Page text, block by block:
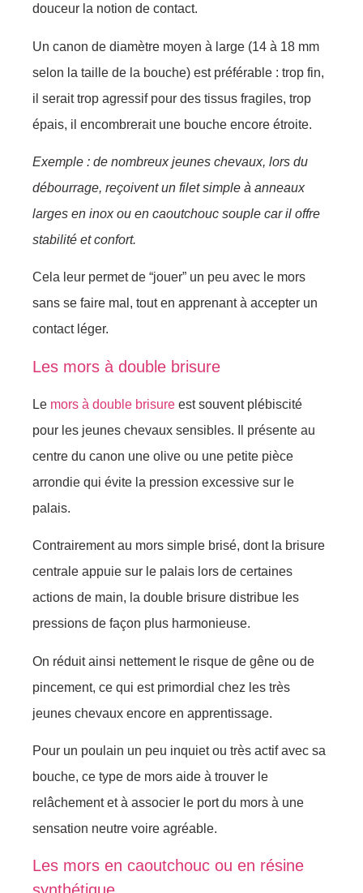
douceur la notion de contact.
Un canon de diamètre moyen à large (14 à 18 mm
selon la taille de la bouche) est préférable : trop fin,
il serait trop agressif pour des tissus fragiles, trop
épais, il encombrerait une bouche encore étroite.
Exemple : de nombreux jeunes chevaux, lors du
débourrage, reçoivent un filet simple à anneaux
larges en inox ou en caoutchouc souple car il offre
stabilité et confort.
Cela leur permet de “jouer” un peu avec le mors
sans se faire mal, tout en apprenant à accepter un
contact léger.
Les mors à double brisure
Le mors à double brisure est souvent plébiscité
pour les jeunes chevaux sensibles. Il présente au
centre du canon une olive ou une petite pièce
arrondie qui évite la pression excessive sur le
palais.
Contrairement au mors simple brisé, dont la brisure
centrale appuie sur le palais lors de certaines
actions de main, la double brisure distribue les
pressions de façon plus harmonieuse.
On réduit ainsi nettement le risque de gêne ou de
pincement, ce qui est primordial chez les très
jeunes chevaux encore en apprentissage.
Pour un poulain un peu inquiet ou très actif avec sa
bouche, ce type de mors aide à trouver le
relâchement et à associer le port du mors à une
sensation neutre voire agréable.
Les mors en caoutchouc ou en résine